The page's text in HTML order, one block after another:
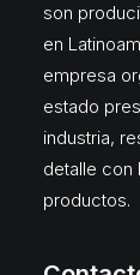
son
en
empresa
estado
industria,
detalle con
productos.